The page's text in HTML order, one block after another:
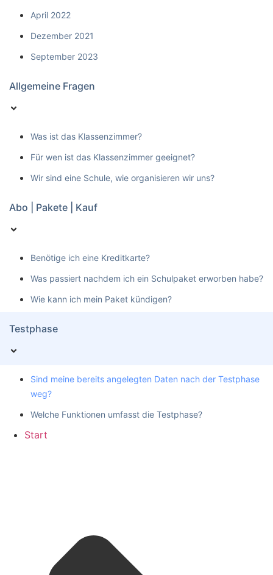
April 2022
Dezember 2021
September 2023
Allgemeine Fragen
Was ist das Klassenzimmer?
Für wen ist das Klassenzimmer geeignet?
Wir sind eine Schule, wie organisieren wir uns?
Abo | Pakete | Kauf
Benötige ich eine Kreditkarte?
Was passiert nachdem ich ein Schulpaket erworben habe?
Wie kann ich mein Paket kündigen?
Testphase
Sind meine bereits angelegten Daten nach der Testphase
weg?
Welche Funktionen umfasst die Testphase?
Start